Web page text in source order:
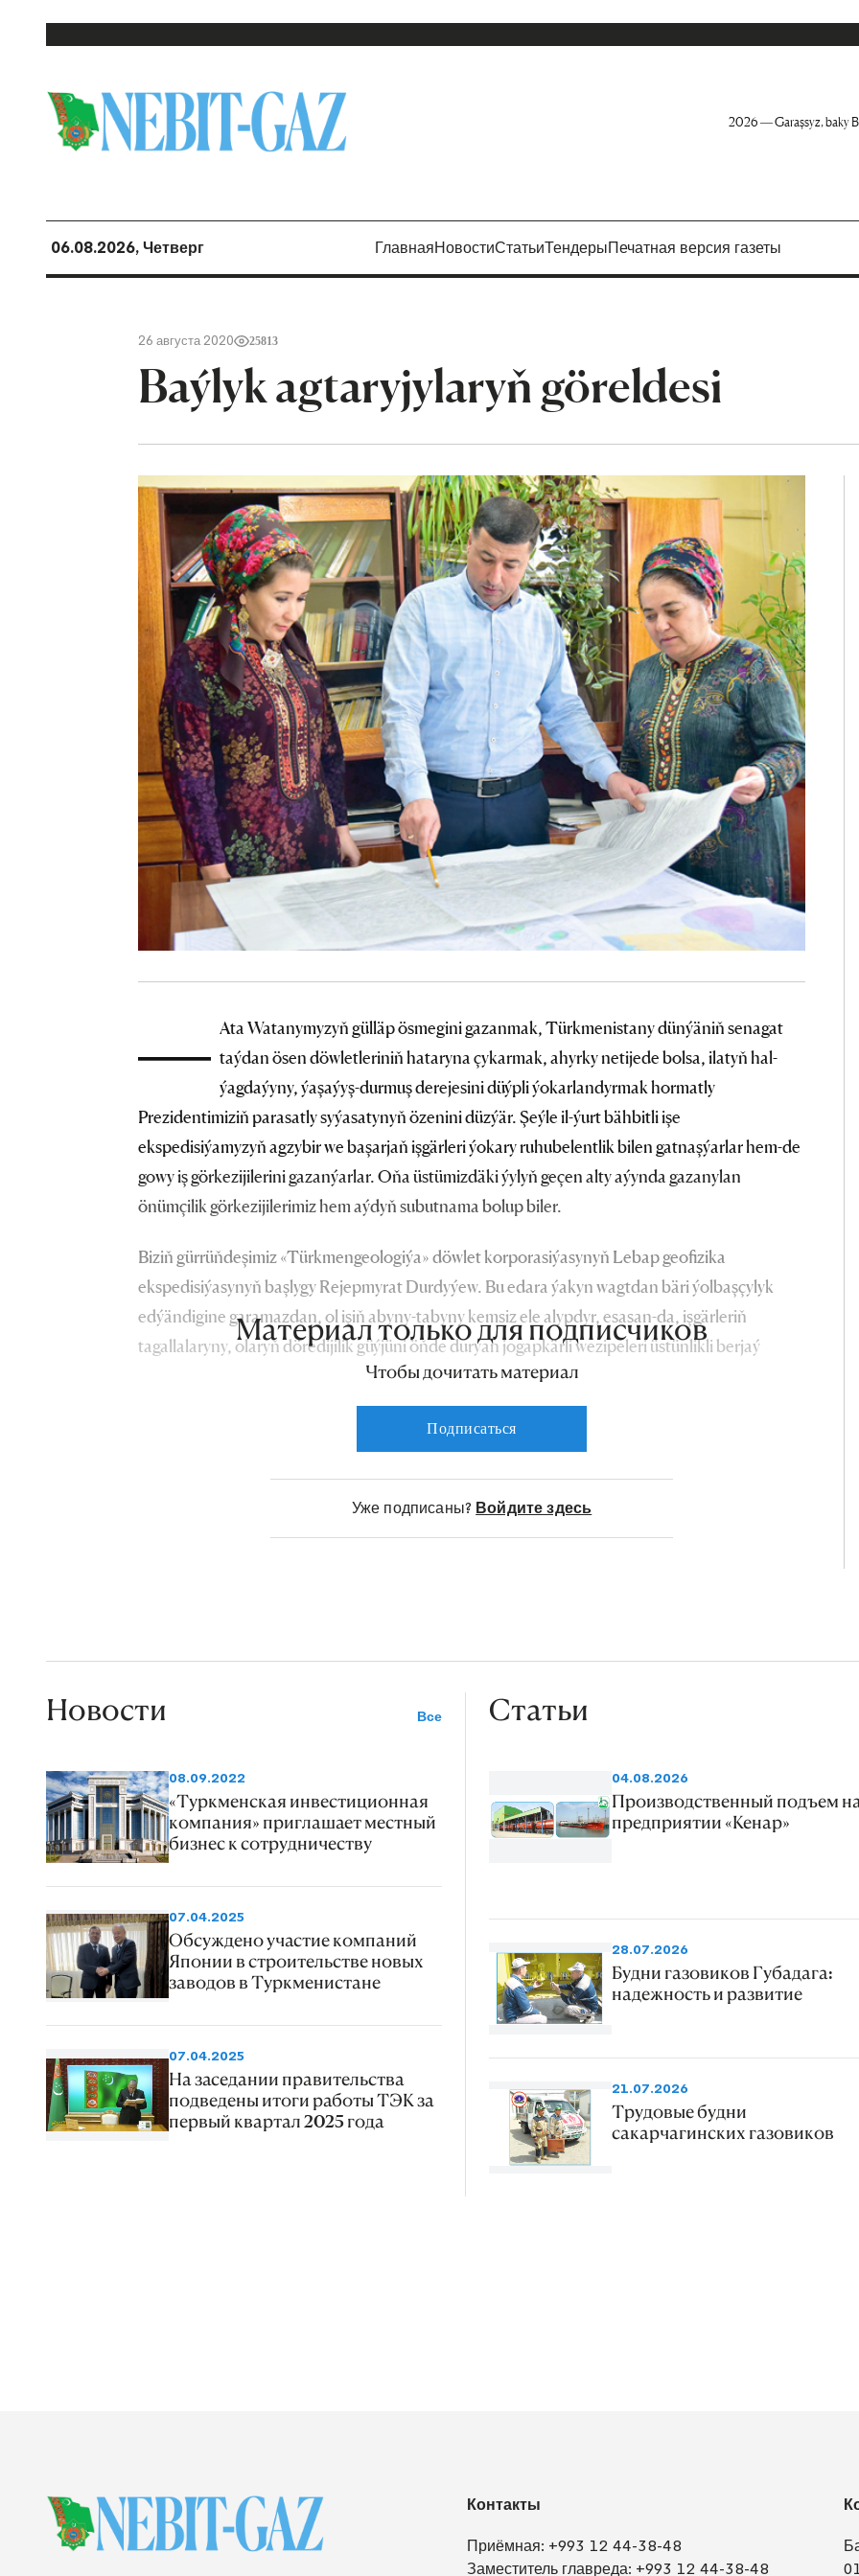
2026 — Garaşsyz, baky
06.08.2026, Четверг ГлавнаяНовостиСтатьиТендерыПечатная версия газеты
26 августа 2020 25813
Baýlyk agtaryjylaryň göreldesi
— Ata Watanymyzyň gülläp ösmegini gazanmak, Türkmenistany dünýäniň senagat
taýdan ösen döwletleriniň hataryna çykarmak, ahyrky netijede bolsa, ilatyň hal-
ýagdaýyny, ýaşaýyş-durmuş derejesini düýpli ýokarlandyrmak hormatly
Prezidentimiziň parasatly syýasatynyň özenini düzýär. Şeýle il-ýurt bähbitli işe
ekspedisiýamyzyň agzybir we başarjaň işgärleri ýokary ruhubelentlik bilen gatnaşýarlar hem-de
gowy iş görkezijilerini gazanýarlar. Oňa üstümizdäki ýylyň geçen alty aýynda gazanylan
önümçilik görkezijilerimiz hem aýdyň subutnama bolup biler.
Biziň gürrüňdeşimiz «Türkmengeologiýa» döwlet korporasiýasynyň Lebap geofizika
ekspedisiýasynyň başlygy Rejepmyrat Durdyýew. Bu edara ýakyn wagtdan bäri ýolbaşçylyk
edýändigine garamazdan, ol işiň abyny-tabyny kemsiz ele alypdyr, esasan-da, işgärleriň
tagallalaryny, olaryň döredijilik güýjüni öňde durýan jogapkärli wezipeleri üstünlikli berjaý
etmäge gönükdirmegi başarypdyr. Munuň şeýledigine baýlyk agtaryjylar bilen gürrüňdeş
bolanyňda, işleriň gidişi bilen ýakyndan tanşanyňda has magat göz ýetirip bolýar.
Материал только для подписчиков
Чтобы дочитать материал
Подписаться
Уже подписаны? Войдите здесь
Новости Все
08.09.2022
«Туркменская инвестиционная
компания» приглашает местный
бизнес к сотрудничеству
07.04.2025
Обсуждено участие компаний
Японии в строительстве новых
заводов в Туркменистане
07.04.2025
На заседании правительства
подведены итоги работы ТЭК за
первый квартал 2025 года
Статьи
04.08.2026
Производственный подъем
предприятии «Кенар»
28.07.2026
Будни газовиков Губадага:
надежность и развитие
21.07.2026
Трудовые будни
сакарчагинских газовиков
Контакты
Приёмная: +993 12 44-38-48
Заместитель главреда: +993 12 44-38-48